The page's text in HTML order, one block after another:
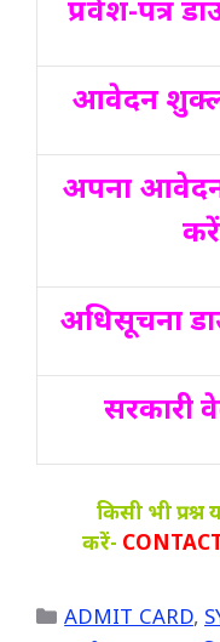
प्रवेश-पत्र
आवेदन
अपना
करें
अधिसूचना
सरकारी
किसी भी प्रश्न
करें-
Categories
ADMIT CARD,